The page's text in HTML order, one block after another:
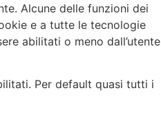
Alcune delle funzioni dei
e a tutte le tecnologie
abilitati o meno dall’utente
Per default quasi tutti i